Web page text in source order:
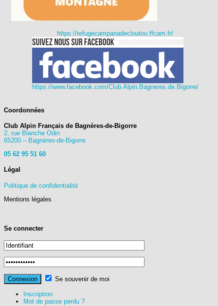
https://refugecampanadecloutou.ffcam.fr/
https://www.facebook.com/Club.Alpin.Bagneres.de.Bigorre/
Coordonnées
Club Alpin Français de Bagnères-de-Bigorre
2, rue Blanche Odin
65200 – Bagnères-de-Bigorre
05 62 95 51 60
Légal
Politique de confidentialité
Mentions légales
Se connecter
Se souvenir de moi
Inscription
Mot de passe perdu ?